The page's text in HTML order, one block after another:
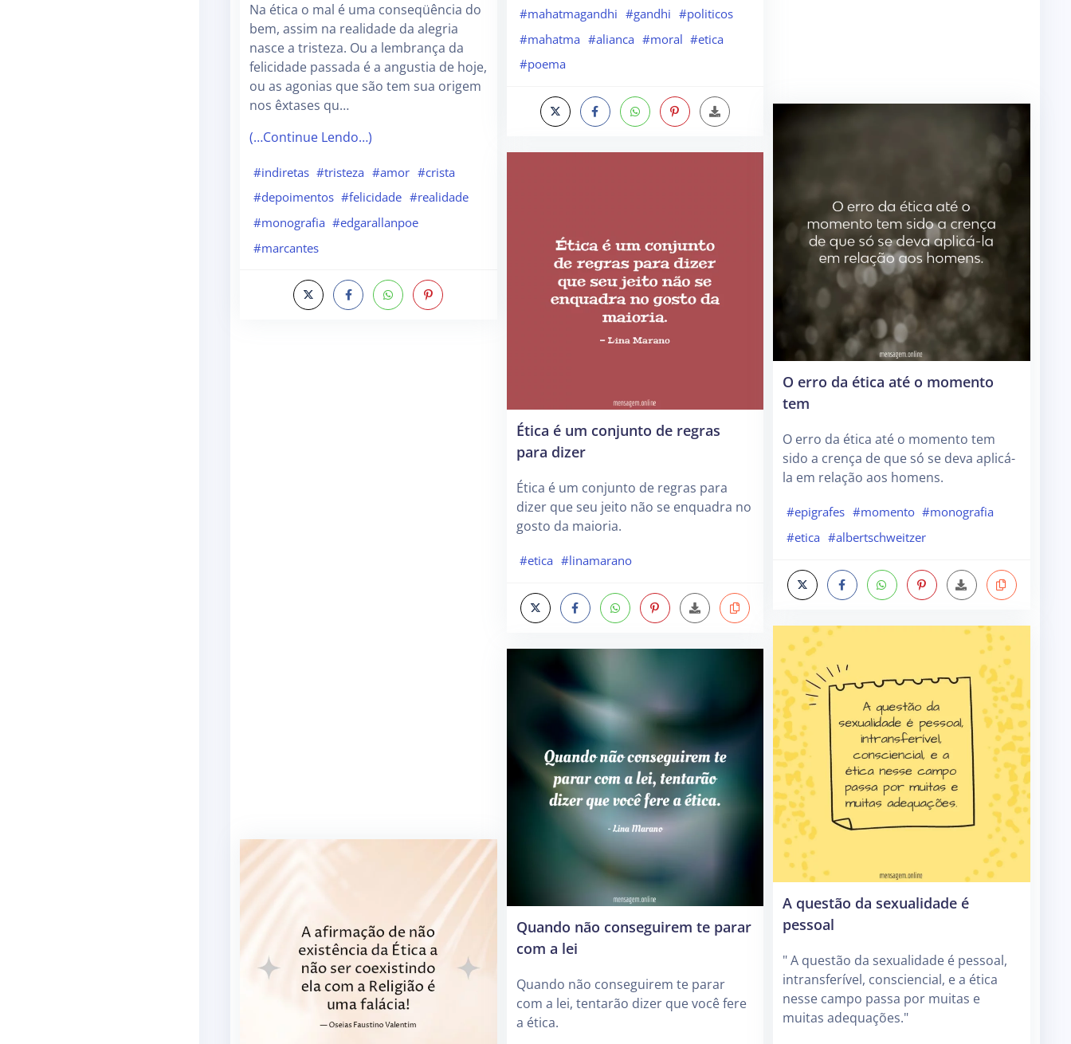
Na ética o mal é uma conseqüência do
bem, assim na realidade da alegria
nasce a tristeza. Ou a lembrança da
felicidade passada é a angustia de hoje,
ou as agonias que são tem sua origem
nos êxtases qu…
(…Continue Lendo…)
#indiretas #tristeza #amor #crista
#depoimentos #felicidade #realidade
#monografia #edgarallanpoe
#marcantes
#mahatmagandhi #gandhi #politicos
#mahatma #alianca #moral #etica
#poema
Ética é um conjunto de regras
para dizer
Ética é um conjunto de regras para
dizer que seu jeito não se enquadra no
gosto da maioria.
#etica #linamarano
Quando não conseguirem te parar
com a lei
Quando não conseguirem te parar
com a lei, tentarão dizer que você fere
a ética.
O erro da ética até o momento
tem
O erro da ética até o momento tem
sido a crença de que só se deva aplicá-
la em relação aos homens.
#epigrafes #momento #monografia
#etica #albertschweitzer
A questão da sexualidade é
pessoal
" A questão da sexualidade é pessoal,
intransferível, consciencial, e a ética
nesse campo passa por muitas e
muitas adequações."